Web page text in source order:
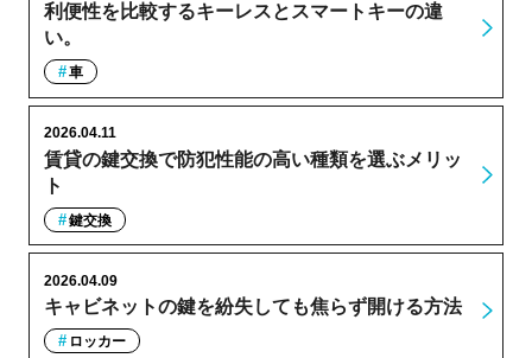
利便性を比較するキーレスとスマートキーの違
い。
車
賃貸の鍵交換で防犯性能の高い種類を選ぶメリッ
ト
2026.04.11
鍵交換
キャビネットの鍵を紛失しても焦らず開ける方法
2026.04.09
ロッカー